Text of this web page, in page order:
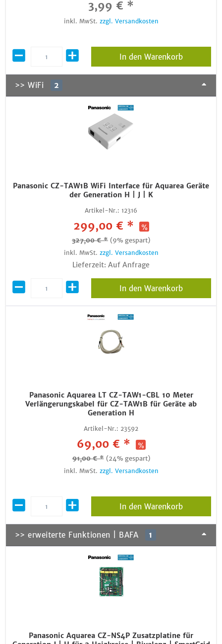
3,99 € *
inkl. MwSt. zzgl. Versandkosten
In den Warenkorb
>> WiFi 2
Panasonic CZ-TAW1B WiFi Interface für Aquarea Geräte
der Generation H | J | K
Artikel-Nr.: 12316
299,00 € *
327,00 € * (9% gespart)
inkl. MwSt. zzgl. Versandkosten
Lieferzeit: Auf Anfrage
In den Warenkorb
Panasonic Aquarea LT CZ-TAW1-CBL 10 Meter
Verlängerungskabel für CZ-TAW1B für Geräte ab
Generation H
Artikel-Nr.: 23592
69,00 € *
91,00 € * (24% gespart)
inkl. MwSt. zzgl. Versandkosten
In den Warenkorb
>> erweiterte Funktionen | BAFA 1
Panasonic Aquarea CZ-NS4P Zusatzplatine für